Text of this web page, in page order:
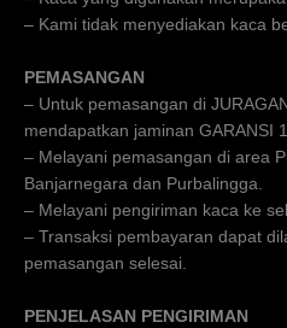
– Kami tidak menyediakan kaca
PEMASANGAN
– Untuk pemasangan di
mendapatkan jaminan GARANSI
– Melayani pemasangan di area
Banjarnegara dan Purbalingga.
– Melayani pengiriman kaca ke
– Transaksi pembayaran dapat
pemasangan selesai.
PENJELASAN PENGIRIMAN